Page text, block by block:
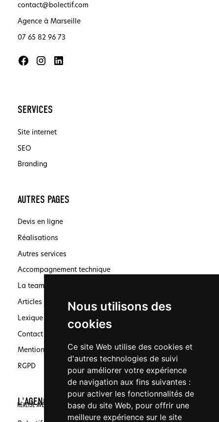
Nous utilisons des
cookies
Ce site Web utilise des cookies et
d'autres technologies de suivi
pour améliorer votre expérience
de navigation aux fins suivantes :
pour activer les fonctionnalités de
base du site Web, pour offrir une
meilleure expérience sur le site
contact@bolectif.com
Agence à Marseille
07 65 82 96 73
SERVICES
Site internet
SEO
Branding
AUTRES PAGES
Devis en ligne
Réalisations
Autres services
Accompagnement technique
La team
Articles
Lexique
Contact
Mentions légales
RGPD
L'AGENCE